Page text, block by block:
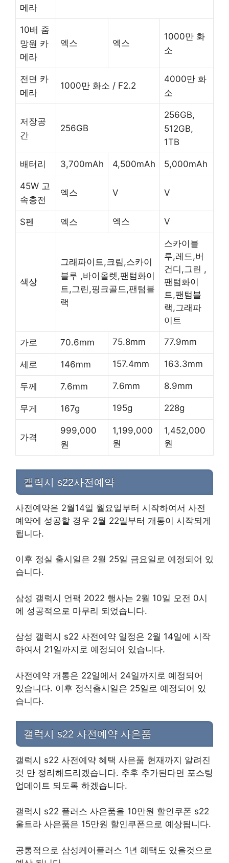
메라
10배 줌
망원 카
메라
엑스 엑스
1000만 화
소
전면 카
메라
1000만 화소 / F2.2
4000만 화
소
저장공
간
256GB
256GB,
512GB,
1TB
배터리 3,700mAh 4,500mAh 5,000mAh
45W 고
속충전
엑스 V V
S펜 엑스 엑스 V
색상
그래파이트,크림,스카이
블루 ,바이올렛,팬텀화이
트,그린,핑크골드,팬텀블
랙
스카이블
루,레드,버
건디,그린 ,
팬텀화이
트,팬텀블
랙,그래파
이트
가로 70.6mm 75.8mm 77.9mm
세로 146mm 157.4mm 163.3mm
두께 7.6mm 7.6mm 8.9mm
무게 167g 195g 228g
가격
999,000
원
1,199,000
원
1,452,000
원
갤럭시 s22사전예약
사전예약은 2월14일 월요일부터 시작하여서 사전
예약에 성공할 경우 2월 22일부터 개통이 시작되게
됩니다.
이후 정실 출시일은 2월 25일 금요일로 예정되어 있
습니다.
삼성 갤럭시 언팩 2022 행사는 2월 10일 오전 0시
에 성공적으로 마무리 되었습니다.
삼성 갤럭시 s22 사전예약 일정은 2월 14일에 시작
하여서 21일까지로 예정되어 있습니다.
사전예약 개통은 22일에서 24일까지로 예정되어
있습니다. 이후 정식출시일은 25일로 예정되어 있
습니다.
갤럭시 s22 사전예약 사은품
갤럭시 s22 사전예약 혜택 사은품 현재까지 알려진
것 만 정리해드리겠습니다. 추후 추가된다면 포스팅
업데이트 되도록 하겠습니다.
갤럭시 s22 플러스 사은품을 10만원 할인쿠폰 s22
울트라 사은품은 15만원 할인쿠폰으로 예상됩니다.
공통적으로 삼성케어플러스 1년 혜택도 있을것으로